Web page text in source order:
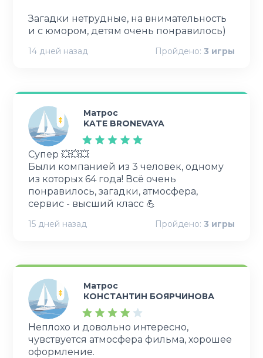
Загадки нетрудные, на внимательность
и с юмором, детям очень понравилось)
14 дней назад Пройдено: 3 игры
Матрос
KATE BRONEVAYA
Супер 💥💥💥
Были компанией из 3 человек, одному
из которых 64 года! Всё очень
понравилось, загадки, атмосфера,
сервис - высший класс 💪
15 дней назад Пройдено: 3 игры
Матрос
КОНСТАНТИН БОЯРЧИНОВА
Неплохо и довольно интересно,
чувствуется атмосфера фильма, хорошее
оформление.